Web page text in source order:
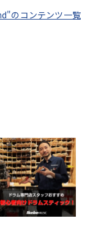
のコンテンツ一覧